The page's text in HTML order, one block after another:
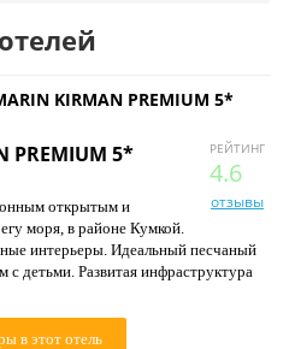
KIRMAN PREMIUM 5*
РЕЙТИНГ
4.6
отзывы
PREMIUM 5*
открытым и
моря, в районе Кумкой.
интерьеры. Идеальный песчаный
с детьми. Развитая инфраструктура
в этот отель